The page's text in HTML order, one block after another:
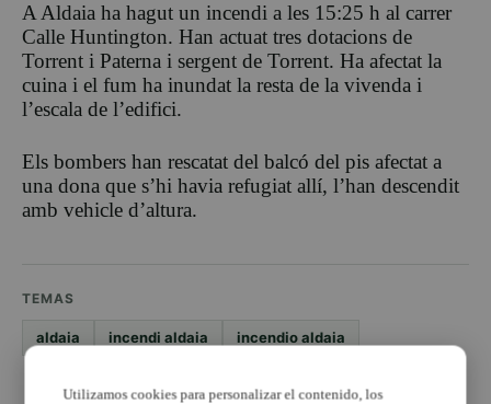
A Aldaia ha hagut un incendi a les 15:25 h al carrer
Calle Huntington. Han actuat tres dotacions de
Torrent i Paterna i sergent de Torrent. Ha afectat la
cuina i el fum ha inundat la resta de la vivenda i
l’escala de l’edifici.
Els bombers han rescatat del balcó del pis afectat a
una dona que s’hi havia refugiat allí, l’han descendit
amb vehicle d’altura.
TEMAS
aldaia incendi aldaia incendio aldaia
PUBLICIDAD
Utilizamos cookies para personalizar el contenido, los